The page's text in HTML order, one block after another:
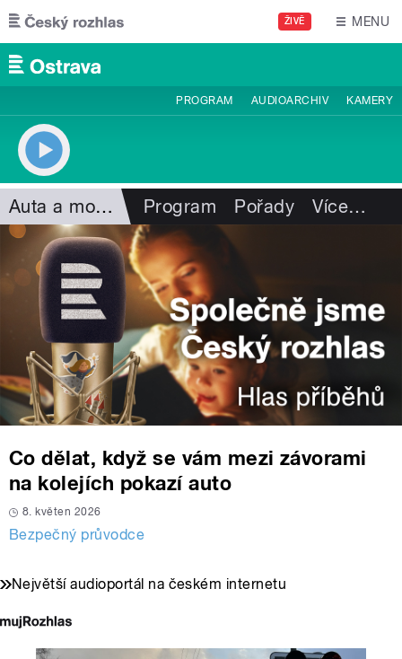
Přejít k hlavnímu obsahu
ŽIVĚ MENU
PROGRAM AUDIOARCHIV KAMERY
Auta a motorismus Program Pořady Více…
Co dělat, když se vám mezi závorami
na kolejích pokazí auto
8. květen 2026
Bezpečný průvodce
Největší audioportál na českém internetu